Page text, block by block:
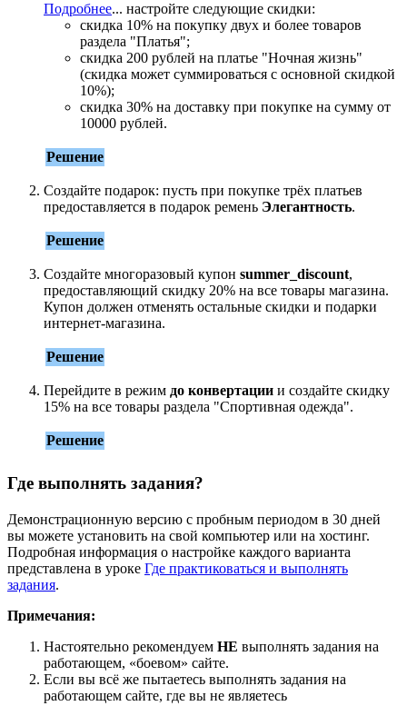
Подробнее... настройте следующие скидки:
скидка 10% на покупку двух и более товаров
раздела "Платья";
скидка 200 рублей на платье "Ночная жизнь"
(скидка может суммироваться с основной скидкой
10%);
скидка 30% на доставку при покупке на сумму от
10000 рублей.
Решение
Создайте подарок: пусть при покупке трёх платьев
предоставляется в подарок ремень Элегантность.
Решение
Создайте многоразовый купон summer_discount,
предоставляющий скидку 20% на все товары магазина.
Купон должен отменять остальные скидки и подарки
интернет-магазина.
Решение
Перейдите в режим до конвертации и создайте скидку
15% на все товары раздела "Спортивная одежда".
Решение
Где выполнять задания?
Демонстрационную версию с пробным периодом в 30 дней
вы можете установить на свой компьютер или на хостинг.
Подробная информация о настройке каждого варианта
представлена в уроке Где практиковаться и выполнять
задания.
Примечания:
Настоятельно рекомендуем НЕ выполнять задания на
работающем, «боевом» сайте.
Если вы всё же пытаетесь выполнять задания на
работающем сайте, где вы не являетесь